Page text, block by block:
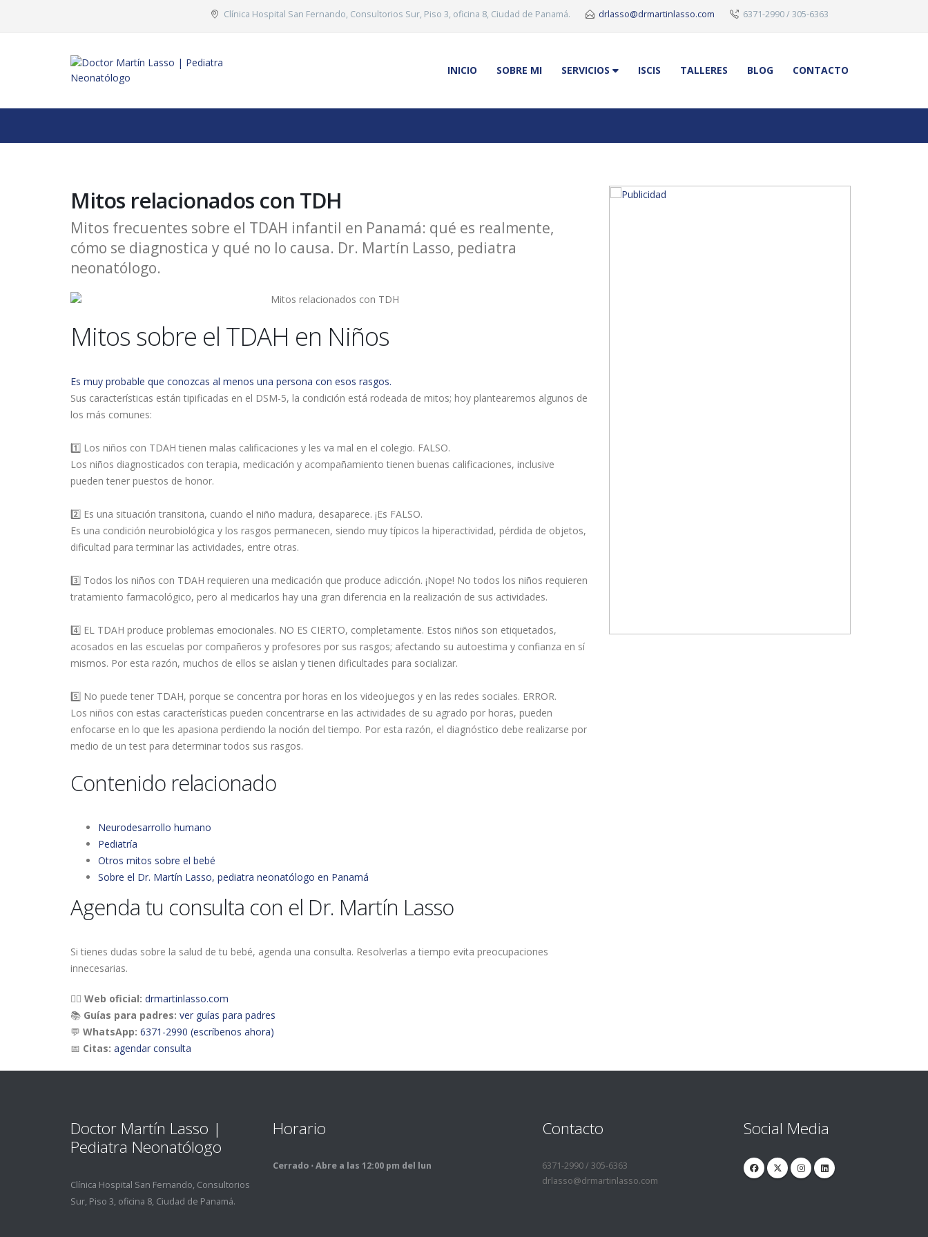
Clí­nica Hospital San Fernando, Consultorios Sur, Piso 3, oficina 8, Ciudad de Panamá. drlasso@drmartinlasso.com 6371-2990 / 305-6363
INICIO SOBRE MI SERVICIOS ISCIS TALLERES BLOG CONTACTO
Mitos relacionados con TDH
Mitos frecuentes sobre el TDAH infantil en Panamá: qué es realmente,
cómo se diagnostica y qué no lo causa. Dr. Martín Lasso, pediatra
neonatólogo.
Mitos sobre el TDAH en Niños
Es muy probable que conozcas al menos una persona con esos rasgos.
Sus características están tipificadas en el DSM-5, la condición está rodeada de mitos; hoy plantearemos algunos de
los más comunes:
1️⃣ Los niños con TDAH tienen malas calificaciones y les va mal en el colegio. FALSO.
Los niños diagnosticados con terapia, medicación y acompañamiento tienen buenas calificaciones, inclusive
pueden tener puestos de honor.
2️⃣ Es una situación transitoria, cuando el niño madura, desaparece. ¡Es FALSO.
Es una condición neurobiológica y los rasgos permanecen, siendo muy típicos la hiperactividad, pérdida de objetos,
dificultad para terminar las actividades, entre otras.
3️⃣ Todos los niños con TDAH requieren una medicación que produce adicción. ¡Nope! No todos los niños requieren
tratamiento farmacológico, pero al medicarlos hay una gran diferencia en la realización de sus actividades.
4️⃣ EL TDAH produce problemas emocionales. NO ES CIERTO, completamente. Estos niños son etiquetados,
acosados en las escuelas por compañeros y profesores por sus rasgos; afectando su autoestima y confianza en sí
mismos. Por esta razón, muchos de ellos se aislan y tienen dificultades para socializar.
5️⃣ No puede tener TDAH, porque se concentra por horas en los videojuegos y en las redes sociales. ERROR.
Los niños con estas características pueden concentrarse en las actividades de su agrado por horas, pueden
enfocarse en lo que les apasiona perdiendo la noción del tiempo. Por esta razón, el diagnóstico debe realizarse por
medio de un test para determinar todos sus rasgos.
Contenido relacionado
Neurodesarrollo humano
Pediatría
Otros mitos sobre el bebé
Sobre el Dr. Martín Lasso, pediatra neonatólogo en Panamá
Agenda tu consulta con el Dr. Martín Lasso
Si tienes dudas sobre la salud de tu bebé, agenda una consulta. Resolverlas a tiempo evita preocupaciones
innecesarias.
👨‍⚕️ Web oficial: drmartinlasso.com
📚 Guías para padres: ver guías para padres
💬 WhatsApp: 6371-2990 (escríbenos ahora)
📅 Citas: agendar consulta
Doctor Martí­n Lasso |
Pediatra Neonatólogo
Clí­nica Hospital San Fernando, Consultorios
Sur, Piso 3, oficina 8, Ciudad de Panamá.
Horario
Cerrado ⋅ Abre a las 12:00 pm del lun
Contacto
6371-2990 / 305-6363
drlasso@drmartinlasso.com
Social Media